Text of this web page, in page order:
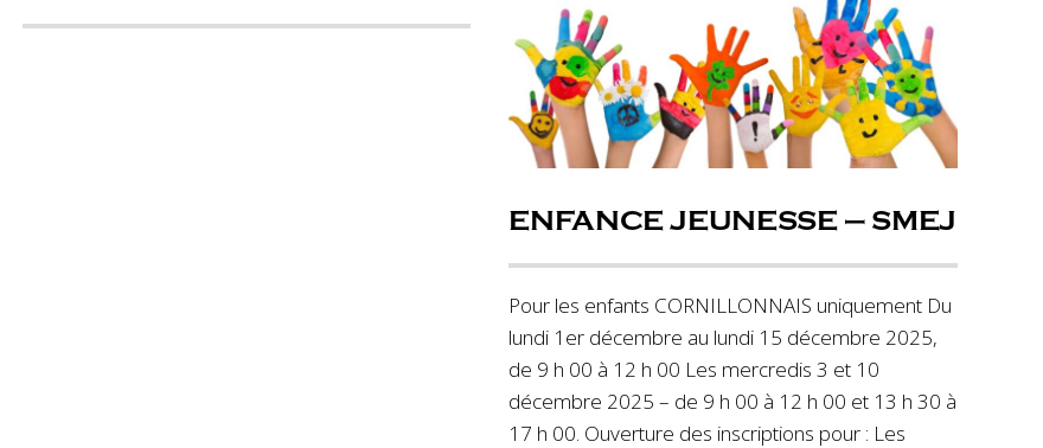
ENFANCE JEUNESSE – SMEJ
Pour les enfants CORNILLONNAIS uniquement Du
lundi 1er décembre au lundi 15 décembre 2025,
de 9 h 00 à 12 h 00 Les mercredis 3 et 10
décembre 2025 – de 9 h 00 à 12 h 00 et 13 h 30 à
17 h 00. Ouverture des inscriptions pour : Les